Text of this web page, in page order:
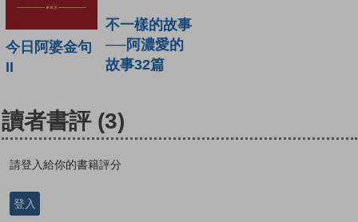
今日阿婆金句
II
不一樣的故事
──阿濃愛的
故事32篇
讀者書評 (3)
請登入給你的書籍評分
登入